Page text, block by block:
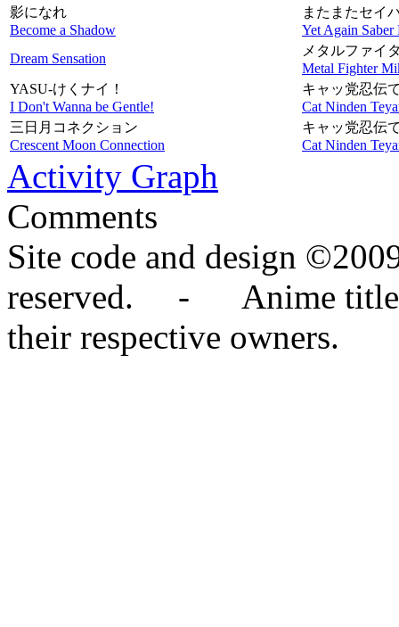
影になれ
Become a Shadow
またまたセイ
Yet Again Saber
Dream Sensation
メタルファイ
Metal Fighter
YASU-けくナイ！
I Don't Wanna be Gentle!
キャッ党忍伝
Cat Ninden
三日月コネクション
Crescent Moon Connection
キャッ党忍伝
Cat Ninden
Activity Graph
Comments
Site code and design
reserved. - Anime titles,
their respective owners.